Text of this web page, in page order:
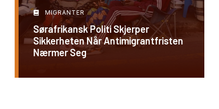
MIGRANTER
Sørafrikansk Politi Skjerper
Sikkerheten Når Antimigrantfristen
Nærmer Seg